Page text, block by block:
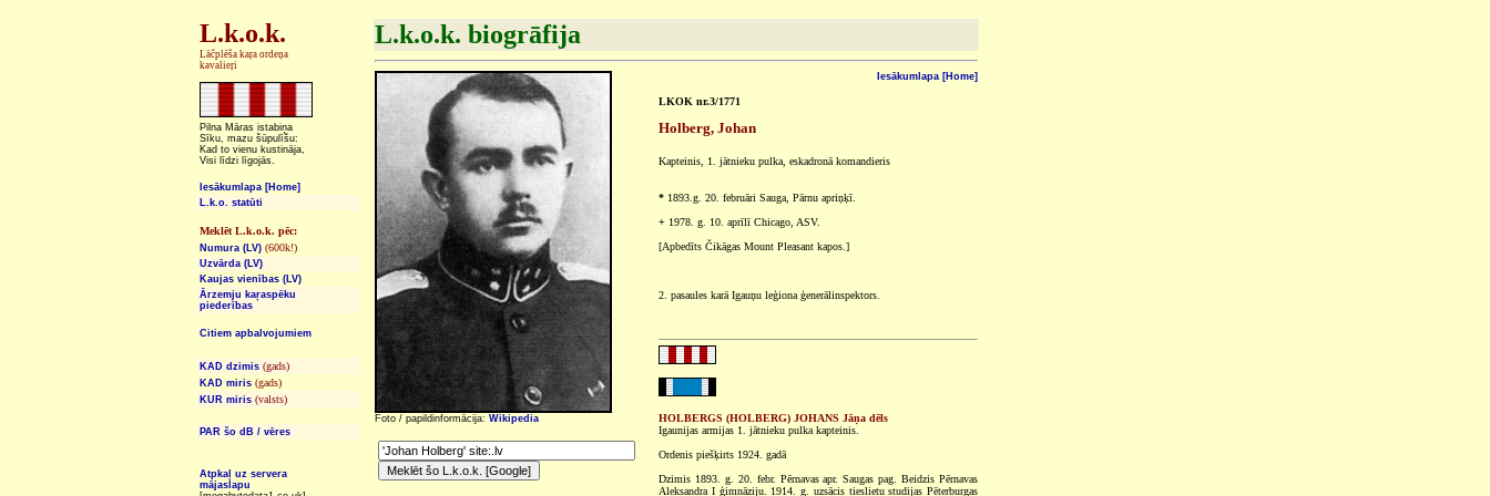
L.k.o.k.
Lāčplēša kaŗa ordeņa
kavalieŗi
Pilna Māras istabiņa
Sīku, mazu šūpulīšu:
Kad to vienu kustināja,
Visi līdzi līgojās.
Iesākumlapa [Home]
L.k.o. statūti
Meklēt L.k.o.k. pēc:
Numura (LV) (600k!)
Uzvārda (LV)
Kaujas vienības (LV)
Ārzemju kaŗaspēku
piederības
Citiem apbalvojumiem
KAD dzimis (gads)
KAD miris (gads)
KUR miris (valsts)
PAR šo dB / vēres
Atpkaļ uz servera
mājaslapu
L.k.o.k. biogrāfija
Foto / papildinformācija: Wikipedia
Iesākumlapa [Home]
LKOK nr.3/1771
Holberg, Johan
Kapteinis, 1. jātnieku pulka, eskadronā komandieris
* 1893.g. 20. februāri Sauga, Pārnu apriņķī.
+ 1978. g. 10. aprīlī Chicago, ASV.
[Apbedīts Čikāgas Mount Pleasant kapos.]
2. pasaules karā Igauņu leģiona ģenerālinspektors.
HOLBERGS (HOLBERG) JOHANS Jāņa dēls
Igaunijas armijas 1. jātnieku pulka kapteinis.
Ordenis piešķirts 1924. gadā
Dzimis 1893. g. 20. febr. Pērnavas apr. Saugas pag. Beidzis Pērnavas
Aleksandra I ģimnāziju. 1914. g. uzsācis tieslietu studijas Pēterburgas